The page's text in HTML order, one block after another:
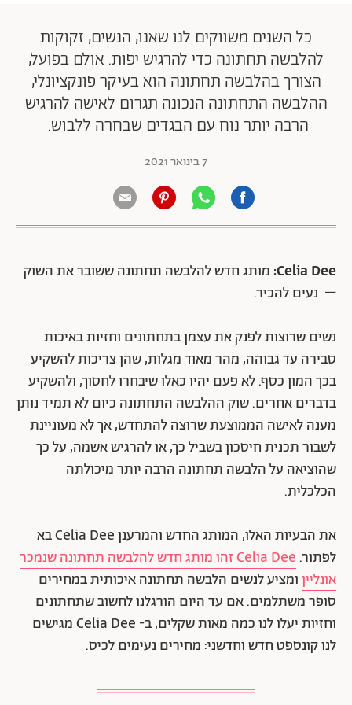
כל השנים משווקים לנו שאנו, הנשים, זקוקות
להלבשה תחתונה כדי להרגיש יפות. אולם בפועל,
הצורך בהלבשה תחתונה הוא בעיקר פונקציונלי,
ההלבשה התחתונה הנכונה תגרום לאישה להרגיש
הרבה יותר נוח עם הבגדים שבחרה ללבוש.
7 בינואר 2021
Celia Dee: מותג חדש להלבשה תחתונה ששובר את השוק
– נעים להכיר.
נשים שרוצות לפנק את עצמן בתחתונים וחזיות באיכות
סבירה עד גבוהה, מהר מאוד מגלות, שהן צריכות להשקיע
בכך המון כסף. לא פעם יהיו כאלו שיבחרו לחסוך, ולהשקיע
בדברים אחרים. שוק ההלבשה התחתונה כיום לא תמיד נותן
מענה לאישה הממוצעת שרוצה להתחדש, אך לא מעוניינת
לשבור תכנית חיסכון בשביל כך, או להרגיש אשמה, על כך
שהוציאה על הלבשה תחתונה הרבה יותר מיכולתה
הכלכלית.
את הבעיות האלו, המותג החדש והמרענן Celia Dee בא
לפתור.
Celia Dee זהו מותג חדש להלבשה תחתונה שנמכר
אונלייןומציע לנשים הלבשה תחתונה איכותית במחירים
סופר משתלמים. אם עד היום הורגלנו לחשוב שתחתונים
וחזיות יעלו לנו כמה מאות שקלים, ב- Celia Dee מגישים
לנו קונספט חדש וחדשני: מחירים נעימים לכיס.